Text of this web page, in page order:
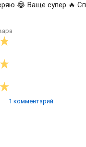
😂 Ваще супер 🔥
1 комментарий